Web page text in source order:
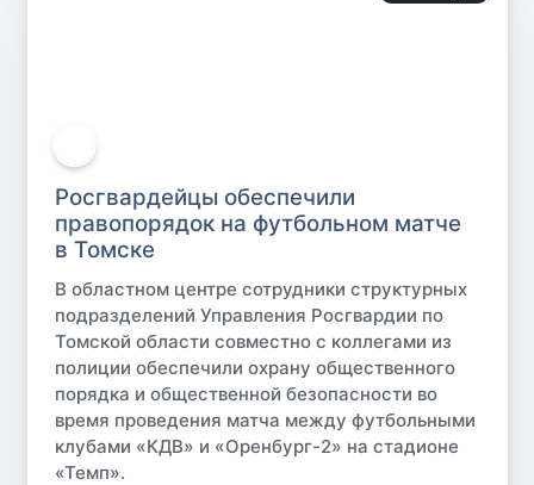
Росгвардейцы обеспечили
правопорядок на футбольном матче
в Томске
В областном центре сотрудники структурных
подразделений Управления Росгвардии по
Томской области совместно с коллегами из
полиции обеспечили охрану общественного
порядка и общественной безопасности во
время проведения матча между футбольными
клубами «КДВ» и «Оренбург-2» на стадионе
«Темп».